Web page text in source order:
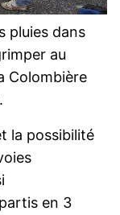
pluies dans
au
Colombière
la possibilité
en 3